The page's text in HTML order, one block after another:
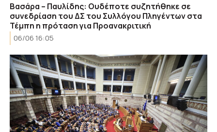
Βασάρα – Παυλίδης: Ουδέποτε συζητήθηκε σε
συνεδρίαση του ΔΣ του Συλλόγου Πληγέντων στα
Τέμπη η πρόταση για Προανακριτική
06/06 16:05